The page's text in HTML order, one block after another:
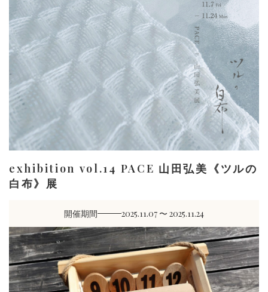
exhibition vol.14 PACE 山田弘美《ツルの
白布》展
開催期間 2025.11.07 〜 2025.11.24